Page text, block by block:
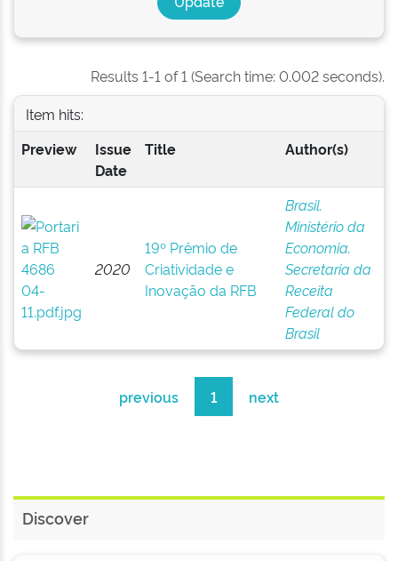
Results 1-1 of 1 (Search time: 0.002 seconds).
Item hits:
Preview
Issue
Date
Title Author(s)
2020
19º Prêmio de
Criatividade e
Inovação da RFB
Brasil.
Ministério da
Economia.
Secretaria da
Receita
Federal do
Brasil
previous 1 next
Discover